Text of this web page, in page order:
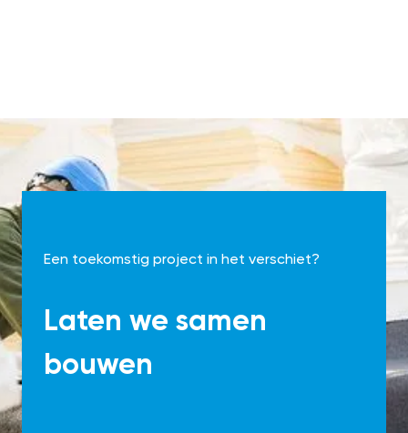
Een toekomstig project in het verschiet?
Laten we samen
bouwen